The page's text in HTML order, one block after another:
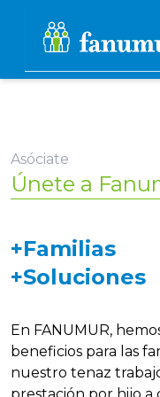
Asóciate
Únete a
+Familias
+Soluciones
En FANUMUR,
beneficios para las
nuestro tenaz